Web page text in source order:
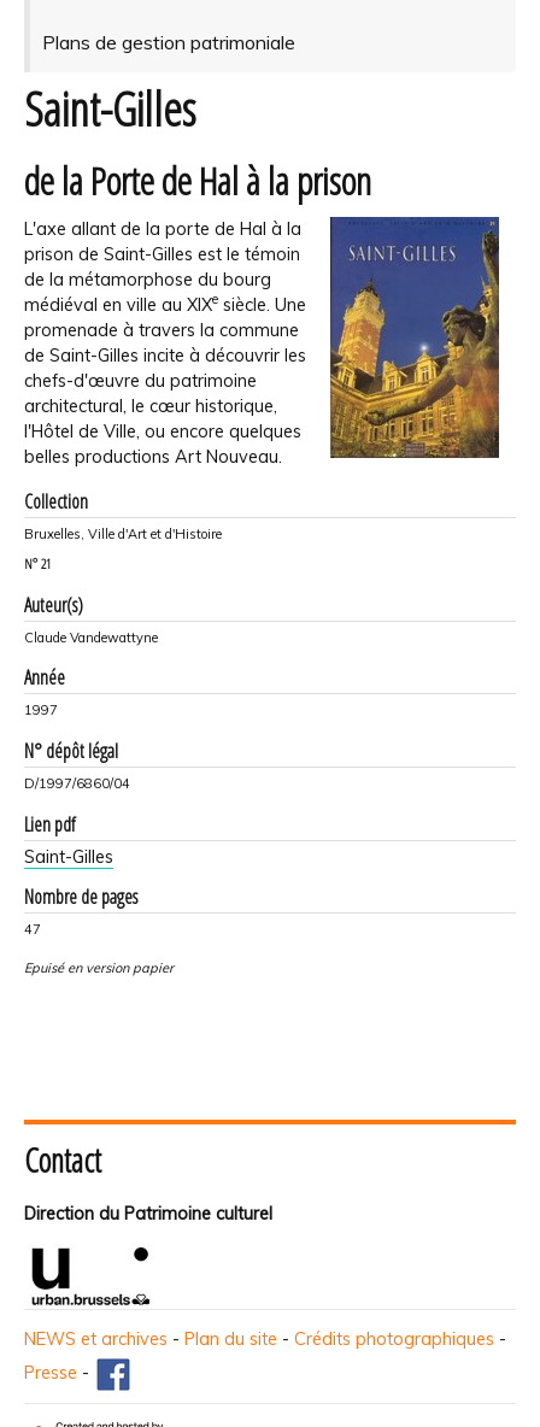
Plans de gestion patrimoniale
Saint-Gilles
de la Porte de Hal à la prison
L'axe allant de la porte de Hal à la
prison de Saint-Gilles est le témoin
de la métamorphose du bourg
médiéval en ville au XIXe siècle. Une
promenade à travers la commune
de Saint-Gilles incite à découvrir les
chefs-d'œuvre du patrimoine
architectural, le cœur historique,
l'Hôtel de Ville, ou encore quelques
belles productions Art Nouveau.
Collection
Bruxelles, Ville d'Art et d'Histoire
N° 21
Auteur(s)
Claude Vandewattyne
Année
1997
N° dépôt légal
D/1997/6860/04
Lien pdf
Saint-Gilles
Nombre de pages
47
Epuisé en version papier
Contact
Direction du Patrimoine culturel
NEWS et archives - Plan du site - Crédits photographiques -
Presse -